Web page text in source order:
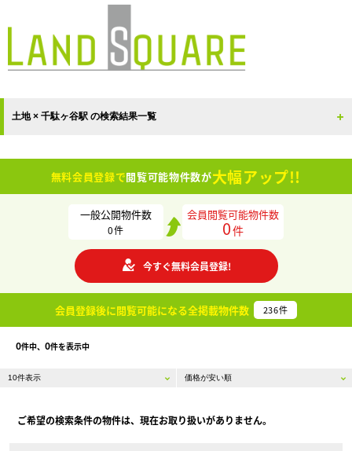
土地 × 千駄ヶ谷駅 の検索結果一覧
無料会員登録で閲覧可能物件数が大幅アップ!!
一般公開物件数
0件
会員閲覧可能物件数
0件
今すぐ無料会員登録!
会員登録後に閲覧可能になる全掲載物件数 236件
0件中、 0件を表示中
ご希望の検索条件の物件は、現在お取り扱いがありません。